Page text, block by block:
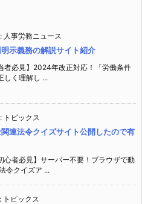
: 人事労務ニュース
示義務の解説サイト紹介
者必見】2024年改正対応！「労働条件
しく理解し ...
: トピックス
連法令クイズサイト公開したので有
心者必見】サーバー不要！ブラウザで動
令クイズア ...
: トピックス